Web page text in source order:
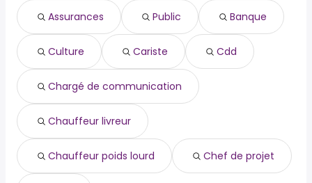
Eysines
Saint-Médard-en-Jalles
Bègles
Cenon
Gradignan
Eysines
cariste
cdd
chargé de communication
chauffeur livreur
chauffeur poids lourd
communication
Assurances Public Banque
Culture Cariste Cdd
Chargé de communication
Chauffeur livreur
Chauffeur poids lourd Chef de projet